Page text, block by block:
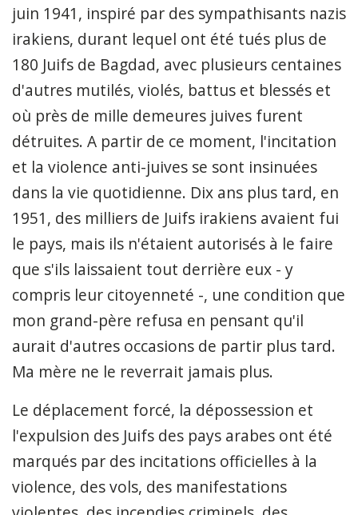
juin 1941, inspiré par des sympathisants nazis
irakiens, durant lequel ont été tués plus de
180 Juifs de Bagdad, avec plusieurs centaines
d'autres mutilés, violés, battus et blessés et
où près de mille demeures juives furent
détruites. A partir de ce moment, l'incitation
et la violence anti-juives se sont insinuées
dans la vie quotidienne. Dix ans plus tard, en
1951, des milliers de Juifs irakiens avaient fui
le pays, mais ils n'étaient autorisés à le faire
que s'ils laissaient tout derrière eux - y
compris leur citoyenneté -, une condition que
mon grand-père refusa en pensant qu'il
aurait d'autres occasions de partir plus tard.
Ma mère ne le reverrait jamais plus.
Le déplacement forcé, la dépossession et
l'expulsion des Juifs des pays arabes ont été
marqués par des incitations officielles à la
violence, des vols, des manifestations